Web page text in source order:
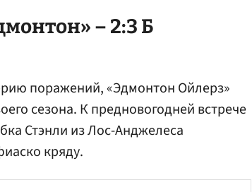
– 2:3 Б
поражений, «Эдмонтон Ойлерз»
сезона. К предновогодней встрече
Стэнли из Лос-Анджелеса
кряду.